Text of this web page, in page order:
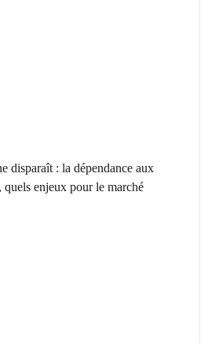
disparaît : la dépendance aux
enjeux pour le marché